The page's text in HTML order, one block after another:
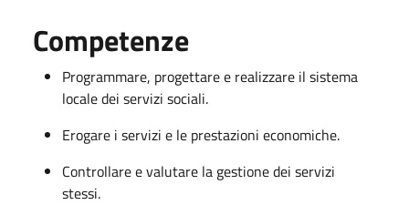
Competenze
Programmare, progettare e realizzare il sistema
locale dei servizi sociali.
Erogare i servizi e le prestazioni economiche.
Controllare e valutare la gestione dei servizi
stessi.